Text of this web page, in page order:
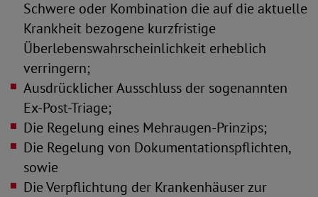
Schwere oder Kombination die auf die aktuelle
Krankheit bezogene kurzfristige
Überlebenswahrscheinlichkeit erheblich
verringern;
Ausdrücklicher Ausschluss der sogenannten
Ex-Post-Triage;
Die Regelung eines Mehraugen-Prinzips;
Die Regelung von Dokumentationspflichten,
sowie
Die Verpflichtung der Krankenhäuser zur